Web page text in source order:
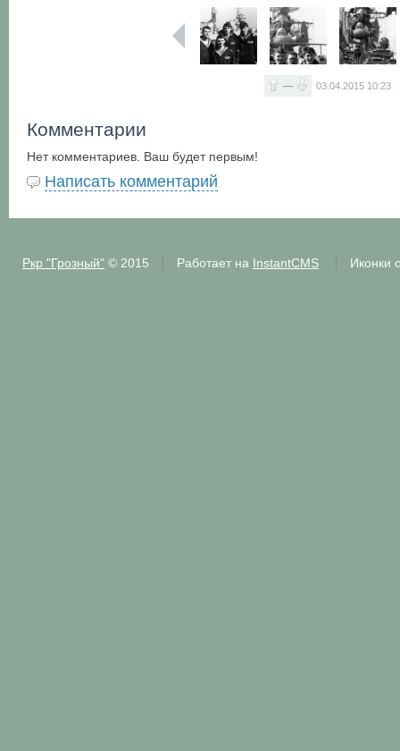
— 03.04.2015 10:23
Комментарии
Нет комментариев. Ваш будет первым!
Написать комментарий
Ркр "Грозный"© 2015 Работает на InstantCMS Иконки